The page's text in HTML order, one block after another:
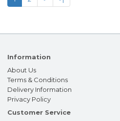
Information
About Us
Terms & Conditions
Delivery Information
Privacy Policy
Customer Service